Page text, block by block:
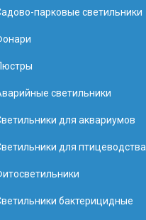
парковые светильники
светильники
для аквариумов
для птицеводства
бактерицидные